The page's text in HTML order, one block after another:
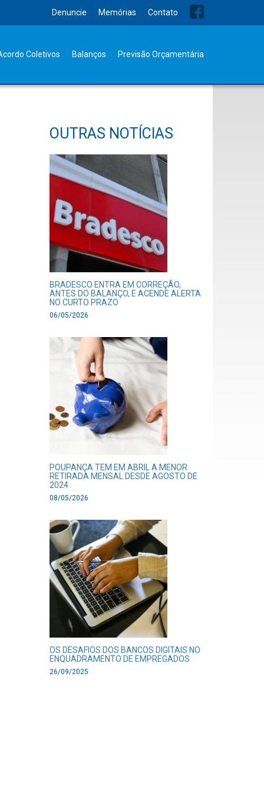
Denuncie Memórias Contato
Coletivos Balanços Previsão Orçamentária
OUTRAS NOTÍCIAS
BRADESCO ENTRA EM CORREÇÃO,
ANTES DO BALANÇO, E ACENDE ALERTA
NO CURTO PRAZO
06/05/2026
POUPANÇA TEM EM ABRIL A MENOR
RETIRADA MENSAL DESDE AGOSTO DE
2024
08/05/2026
OS DESAFIOS DOS BANCOS DIGITAIS NO
ENQUADRAMENTO DE EMPREGADOS
26/09/2025